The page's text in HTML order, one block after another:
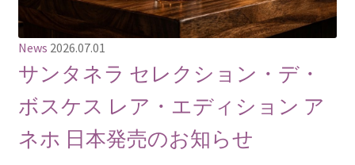
News 2026.07.01
サンタネラ セレクション・デ・
ボスケス レア・エディション ア
ネホ 日本発売のお知らせ